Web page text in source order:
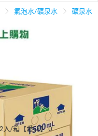
養生保健
運動休閒
化妝保養 情趣用品
氣泡水/礦泉水 礦泉水